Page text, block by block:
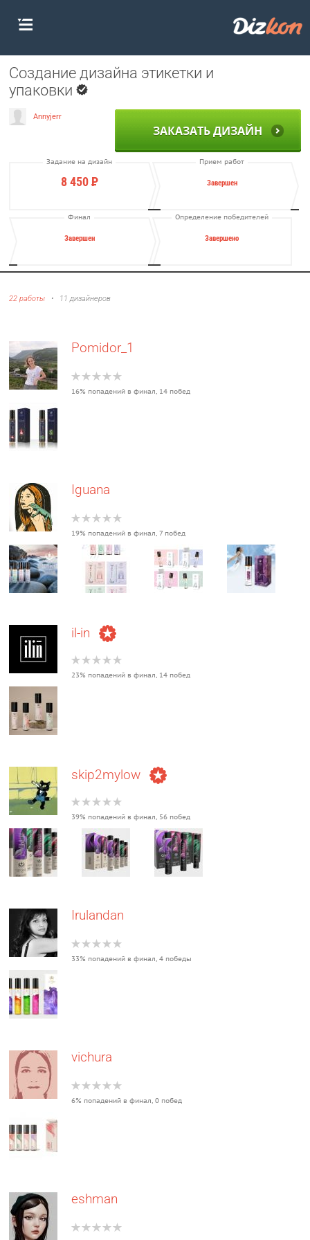
Создание дизайна этикетки и
упаковки
Annyjerr
ЗАКАЗАТЬ ДИЗАЙН
Задание на дизайн
8 450Р
Прием работ
Завершен
Финал
Завершен
Определение победителей
Завершено
22 работы • 11 дизайнеров
Pomidor_1
16% попадений в финал, 14 побед
Iguana
19% попадений в финал, 7 побед
il-in
23% попадений в финал, 14 побед
skip2mylow
39% попадений в финал, 56 побед
Irulandan
33% попадений в финал, 4 победы
vichura
6% попадений в финал, 0 побед
eshman